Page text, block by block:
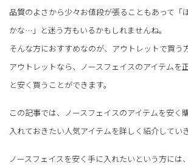
品質のよさから少々お値段が張ることもあって「
かな…」と迷う方もいるかもしれませんね。
そんな方におすすめなのが、アウトレットで買う
アウトレットなら、ノースフェイスのアイテムを
と安く買うことができます。
この記事では、ノースフェイスのアイテムを安く
入れておきたい人気アイテムを詳しく紹介していき
ノースフェイスを安く手に入れたいという方には、